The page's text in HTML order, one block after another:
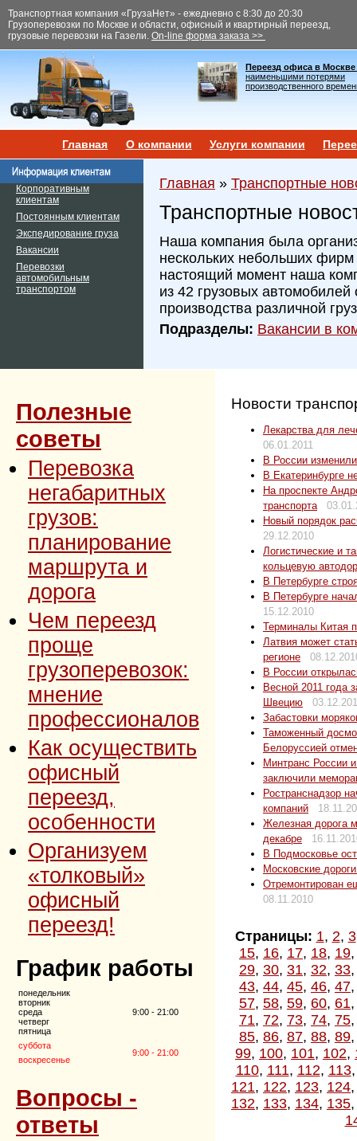
Транспортная компания «ГрузаНет» - ежедневно с 8:30 до 20:30
Грузоперевозки по Москве и области, офисный и квартирный переезд,
грузовые перевозки на Газели. On-line форма заказа >>
Переезд офиса в Москве
наименьшими потерями
производственного
Главная О компании Услуги компании
Корпоративным
клиентам
Постоянным клиентам
Экспедирование груза
Вакансии
Перевозки
автомобильным
транспортом
Главная » Транспортные
Транспортные
Наша компания была
нескольких небольших фирм
настоящий момент наша
из 42 грузовых автомобилей
производства различной
Подразделы: Вакансии в
Полезные
советы
Перевозка
негабаритных
грузов:
планирование
маршрута и
дорога
Чем переезд
проще
грузоперевозок:
мнение
профессионалов
Как осуществить
офисный
переезд,
особенности
Организуем
«толковый»
офисный
переезд!
График работы
понедельник
вторник
среда
четверг
пятница
9:00 - 21:00
суббота
9:00 - 21:00
воскресенье
Вопросы -
ответы
Новости
Лекарства для
06.01.2011
В России
В Екатеринбурге
На проспекте
транспорта
Новый порядок
29.12.2010
Логистические и
кольцевую
В Петербурге
В Петербурге
15.12.2010
Терминалы Китая
Латвия может
регионе
В России
Весной 2011 года
Швецию
Забастовки
Таможенный
Белоруссией
Минтранс России
заключили
Ространснадзор
компаний
Железная дорога
декабре
В Подмосковье
Московские
Отремонтирован
08.11.2010
Страницы: 1, 2, 3
15, 16, 17, 18, 19
29, 30, 31, 32, 33
43, 44, 45, 46, 47
57, 58, 59, 60, 61
71, 72, 73, 74, 75
85, 86, 87, 88, 89
99, 100, 101, 102,
110, 111, 112, 113
121, 122, 123, 124
132, 133, 134, 135